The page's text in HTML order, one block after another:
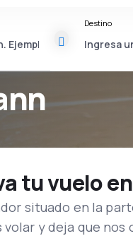
Destino
tu vuelo
situado en la
y deja que nos